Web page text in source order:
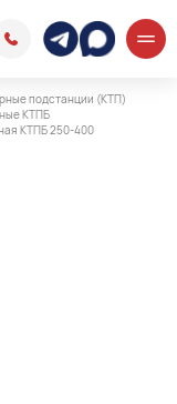
подстанции (КТП)
КТПБ
КТПБ 250-400